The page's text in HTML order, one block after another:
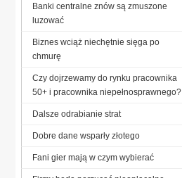
Banki centralne znów są zmuszone
luzować
Biznes wciąż niechętnie sięga po
chmurę
Czy dojrzewamy do rynku pracownika
50+ i pracownika niepełnosprawnego?
Dalsze odrabianie strat
Dobre dane wsparły złotego
Fani gier mają w czym wybierać